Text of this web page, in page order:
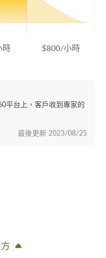
時 $800/小時
平台上，客戶收到專家的
最後更新 2023/08/25